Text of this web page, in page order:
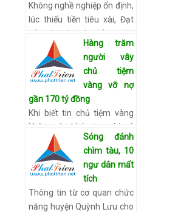
Không nghề nghiệp ổn định,
lúc thiếu tiền tiêu xài, Đạt
nảy sinh ý định giết người,
cướp tài sản rồi đốt xác phi
tang. Nảy sinh ý định sát
nhân Nhà …Xem chi tiết
Hàng trăm
người vây
chủ tiệm
vàng vỡ nợ
gần 170 tỷ đồng
Khi biết tin chủ tiệm vàng
không còn khả năng chi trả
với số nợ khổng lồ gần 170
tỷ, hàng trăm người đã kéo
đến để đòi nợ. Tối ngày
28/11, hàng trăm…
chi tiết
Sóng đánh
chìm tàu, 10
ngư dân mất
tích
Thông tin từ cơ quan chức
năng huyện Quỳnh Lưu cho